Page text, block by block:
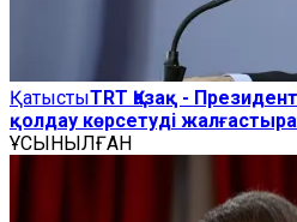
ҚатыстыTRT Қазақ -
қолдау көрсетуді
ҰСЫНЫЛҒАН